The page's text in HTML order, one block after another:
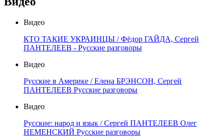
Видео
КТО ТАКИЕ УКРАИНЦЫ / Фёдор ГАЙДА, Сергей
ПАНТЕЛЕЕВ - Русские разговоры
Видео
Русские в Америке / Елена БРЭНСОН, Сергей
ПАНТЕЛЕЕВ Русские разговоры
Видео
Русские: народ и язык / Сергей ПАНТЕЛЕЕВ Олег
НЕМЕНСКИЙ Русские разговоры